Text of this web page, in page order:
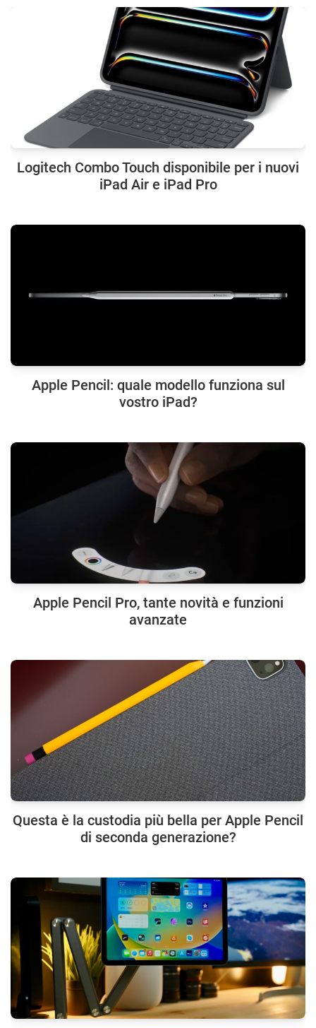
Logitech Combo Touch disponibile per i nuovi
iPad Air e iPad Pro
Apple Pencil: quale modello funziona sul
vostro iPad?
Apple Pencil Pro, tante novità e funzioni
avanzate
Questa è la custodia più bella per Apple Pencil
di seconda generazione?